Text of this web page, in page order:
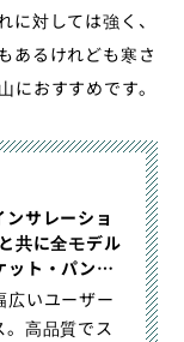
対しては強く、
あるけれども寒さ
おすすめです。
サレーショ
共に全モデル
ット・パンツ
｜登山・トレ
「山旅旅」
広いユーザー
。高品質でス